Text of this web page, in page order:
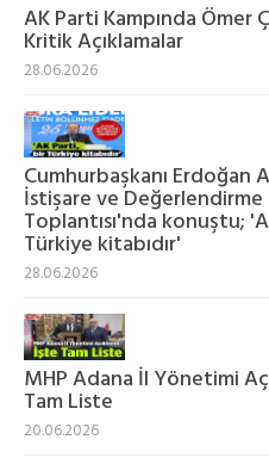
AK Parti Kampında Ömer
Kritik Açıklamalar
28.06.2026
Cumhurbaşkanı Erdoğan
İstişare ve Değerlendirme
Toplantısı'nda konuştu;
Türkiye kitabıdır'
28.06.2026
MHP Adana İl Yönetimi
Tam Liste
20.06.2026